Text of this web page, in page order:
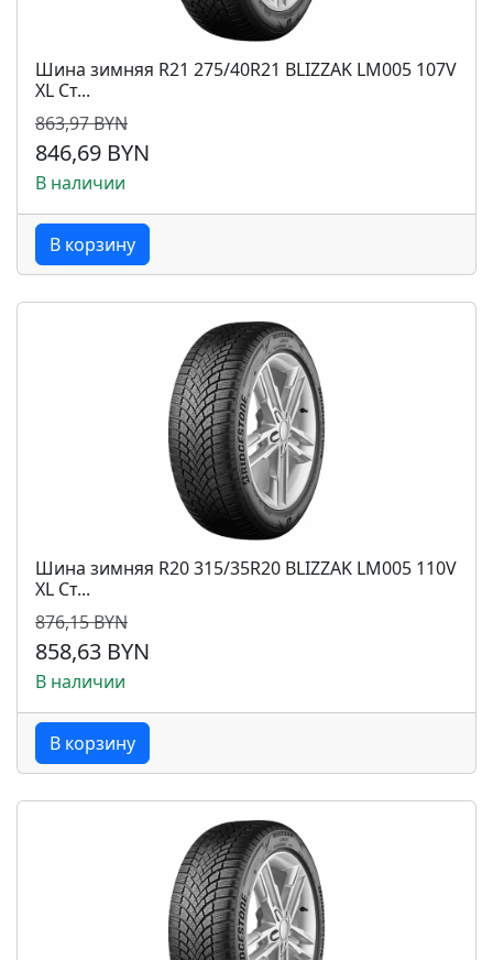
Шина зимняя R21 275/40R21 BLIZZAK LM005 107V
XL Ст...
863,97 BYN
846,69 BYN
В наличии
В корзину
Шина зимняя R20 315/35R20 BLIZZAK LM005 110V
XL Ст...
876,15 BYN
858,63 BYN
В наличии
В корзину